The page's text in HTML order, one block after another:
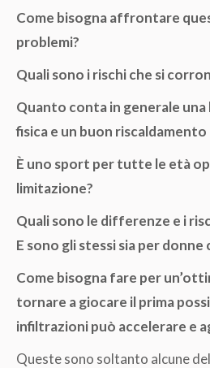
Come bisogna affrontare
problemi?
Quali sono i rischi che si
Quanto conta in generale
fisica e un buon
È uno sport per tutte le età
limitazione?
Quali sono le differenze e i
E sono gli stessi sia per donne
Come bisogna fare per
tornare a giocare il prima
infiltrazioni può accelerare e
Queste sono soltanto alcune